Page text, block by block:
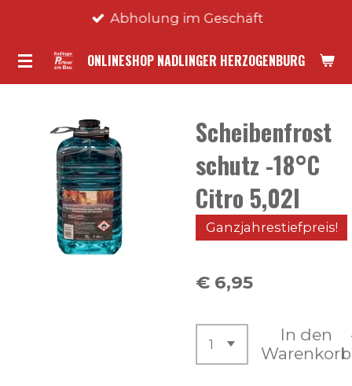
springen
ONLINESHOP NADLINGER HERZOGENBURG
Abholung im Geschäft
Scheibenfrost
schutz -18°C
Citro 5,02l
Ganzjahrestiefpreis!
€ 6,95
In den
Warenkorb